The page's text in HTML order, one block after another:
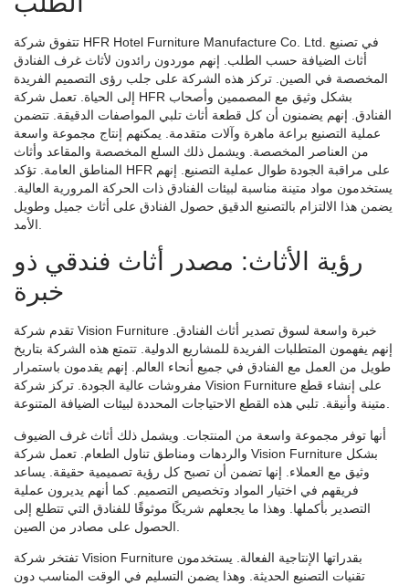
تتفوق شركة HFR Hotel Furniture Manufacture Co. Ltd. في تصنيع
أثاث الضيافة حسب الطلب. إنهم موردون رائدون لأثاث غرف الفنادق
المخصصة في الصين. تركز هذه الشركة على جلب رؤى التصميم الفريدة
إلى الحياة. تعمل شركة HFR بشكل وثيق مع المصممين وأصحاب
الفنادق. إنهم يضمنون أن كل قطعة أثاث تلبي المواصفات الدقيقة. تتضمن
عملية التصنيع براعة ماهرة وآلات متقدمة. يمكنهم إنتاج مجموعة واسعة
من العناصر المخصصة. ويشمل ذلك السلع المخصصة والمقاعد وأثاث
المناطق العامة. تؤكد HFR على مراقبة الجودة طوال عملية التصنيع. إنهم
يستخدمون مواد متينة مناسبة لبيئات الفنادق ذات الحركة المرورية العالية.
يضمن هذا الالتزام بالتصنيع الدقيق حصول الفنادق على أثاث جميل وطويل
رؤية الأثاث: مصدر أثاث فندقي ذو
خبرة
تقدم شركة Vision Furniture خبرة واسعة لسوق تصدير أثاث الفنادق.
إنهم يفهمون المتطلبات الفريدة للمشاريع الدولية. تتمتع هذه الشركة بتاريخ
طويل من العمل مع الفنادق في جميع أنحاء العالم. إنهم يقدمون باستمرار
مفروشات عالية الجودة. تركز شركة Vision Furniture على إنشاء قطع
متينة وأنيقة. تلبي هذه القطع الاحتياجات المحددة لبيئات الضيافة المتنوعة.
أنها توفر مجموعة واسعة من المنتجات. ويشمل ذلك أثاث غرف الضيوف
والردهات ومناطق تناول الطعام. تعمل شركة Vision Furniture بشكل
وثيق مع العملاء. إنها تضمن أن تصبح كل رؤية تصميمية حقيقة. يساعد
فريقهم في اختيار المواد وتخصيص التصميم. كما أنهم يديرون عملية
التصدير بأكملها. وهذا ما يجعلهم شريكًا موثوقًا للفنادق التي تتطلع إلى
تفتخر شركة Vision Furniture بقدراتها الإنتاجية الفعالة. يستخدمون
تقنيات التصنيع الحديثة. وهذا يضمن التسليم في الوقت المناسب دون